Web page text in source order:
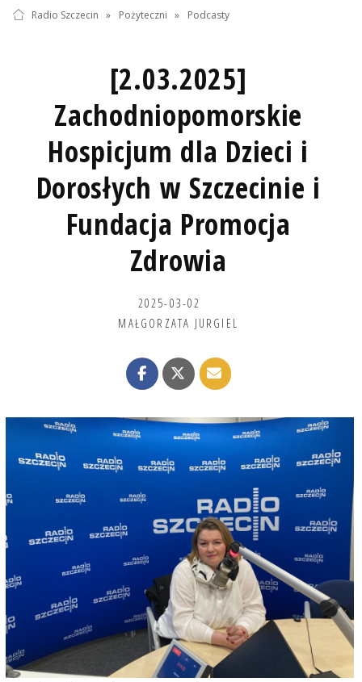
Radio Szczecin » Pożyteczni » Podcasty
[2.03.2025]
Zachodniopomorskie
Hospicjum dla Dzieci i
Dorosłych w Szczecinie i
Fundacja Promocja
Zdrowia
2025-03-02
MAŁGORZATA JURGIEL